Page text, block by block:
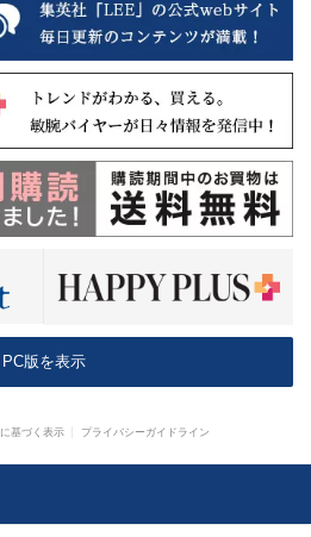
PC版を表示
基づく表示 プライバシーガイドライン